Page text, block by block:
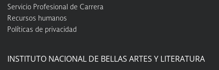
Servicio Profesional de Carrera
Recursos humanos
Políticas de privacidad
INSTITUTO NACIONAL DE BELLAS ARTES Y LITERATURA